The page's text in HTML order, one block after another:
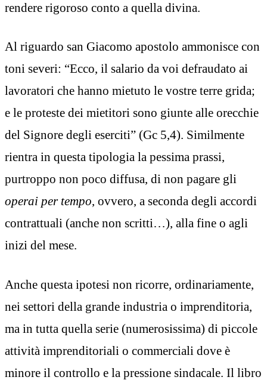
rendere rigoroso conto a quella divina.
Al riguardo san Giacomo apostolo ammonisce con
toni severi: “Ecco, il salario da voi defraudato ai
lavoratori che hanno mietuto le vostre terre grida;
e le proteste dei mietitori sono giunte alle orecchie
del Signore degli eserciti” (Gc 5,4). Similmente
rientra in questa tipologia la pessima prassi,
purtroppo non poco diffusa, di non pagare gli
operai per tempo, ovvero, a seconda degli accordi
contrattuali (anche non scritti…), alla fine o agli
inizi del mese.
Anche questa ipotesi non ricorre, ordinariamente,
nei settori della grande industria o imprenditoria,
ma in tutta quella serie (numerosissima) di piccole
attività imprenditoriali o commerciali dove è
minore il controllo e la pressione sindacale. Il libro